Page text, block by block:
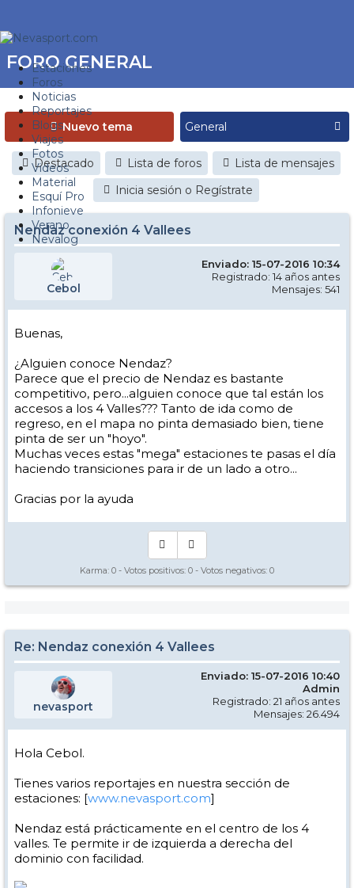
Estaciones
Foros
Noticias
Reportajes
Blogs
Viajes
Fotos
Videos
Material
Esquí Pro
Infonieve
Verano
Nevalog
FORO GENERAL
Nuevo tema
Destacado Lista de foros
Lista de mensajes
Inicia sesión o Regístrate
Nendaz conexión 4 Vallees
Cebol
Enviado: 15-07-2016 10:34
Registrado: 14 años antes
Mensajes: 541
Buenas,
¿Alguien conoce Nendaz?
Parece que el precio de Nendaz es bastante
competitivo, pero...alguien conoce que tal están los
accesos a los 4 Valles??? Tanto de ida como de
regreso, en el mapa no pinta demasiado bien, tiene
pinta de ser un "hoyo".
Muchas veces estas "mega" estaciones te pasas el día
haciendo transiciones para ir de un lado a otro...
Gracias por la ayuda
Karma: 0 - Votos positivos: 0 - Votos negativos: 0
Re: Nendaz conexión 4 Vallees
nevasport
Enviado: 15-07-2016 10:40
Admin
Registrado: 21 años antes
Mensajes: 26.494
Hola Cebol.
Tienes varios reportajes en nuestra sección de
estaciones: [www.nevasport.com]
Nendaz está prácticamente en el centro de los 4
valles. Te permite ir de izquierda a derecha del
dominio con facilidad.